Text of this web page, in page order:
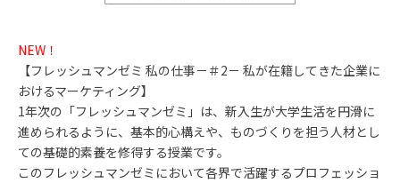
NEW！
【フレッシュマンゼミ 私の仕事－＃2－ 私が在籍してきた企業に
おけるマーケティング】
1年次の「フレッシュマンゼミ」は、新入生が大学生活を円滑に
進められるように、基本的心構えや、ものづくりを担う人材とし
ての基礎的素養を修得する授業です。
このフレッシュマンゼミにおいて各界で活躍するプロフェッショ